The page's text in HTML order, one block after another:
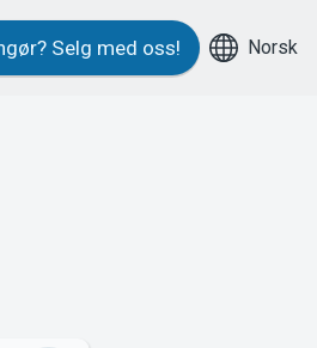
Selg med oss! Norsk